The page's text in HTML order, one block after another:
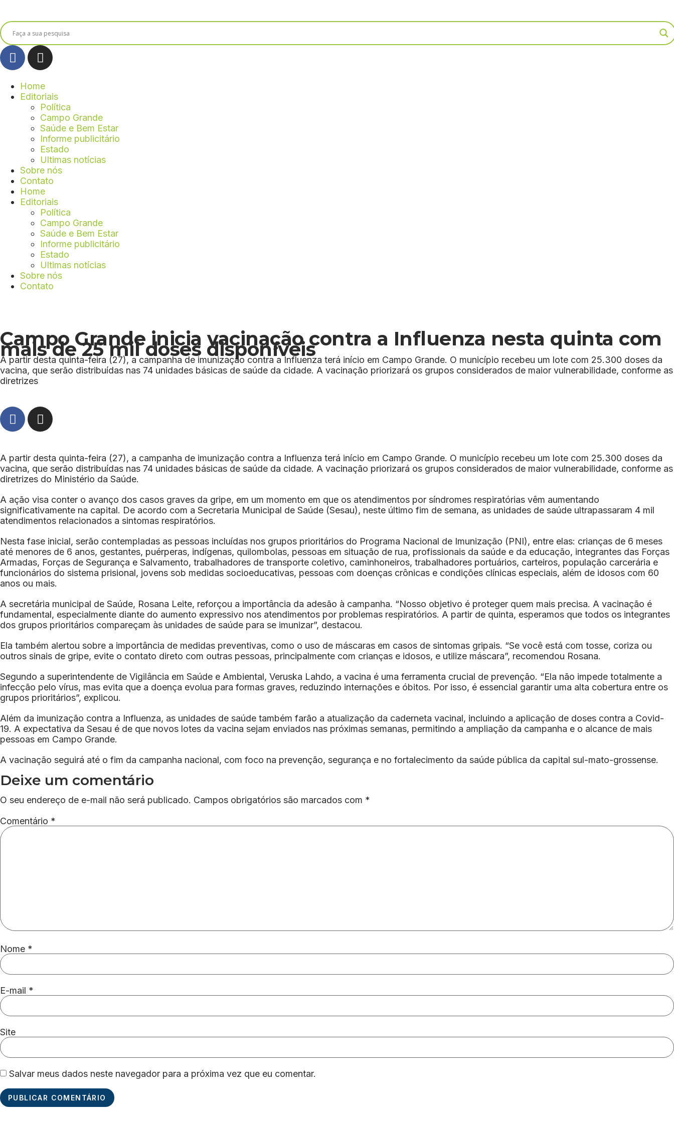
Home
Editoriais
Política
Campo Grande
Saúde e Bem Estar
Informe publicitário
Estado
Ultimas notícias
Sobre nós
Contato
Home
Editoriais
Política
Campo Grande
Saúde e Bem Estar
Informe publicitário
Estado
Ultimas notícias
Sobre nós
Contato
Campo Grande inicia vacinação contra a Influenza nesta quinta com
mais de 25 mil doses disponíveis
A partir desta quinta-feira (27), a campanha de imunização contra a Influenza terá início em Campo Grande. O município recebeu um lote com 25.300 doses da
vacina, que serão distribuídas nas 74 unidades básicas de saúde da cidade. A vacinação priorizará os grupos considerados de maior vulnerabilidade, conforme as
diretrizes
A partir desta quinta-feira (27), a campanha de imunização contra a Influenza terá início em Campo Grande. O município recebeu um lote com 25.300 doses da
vacina, que serão distribuídas nas 74 unidades básicas de saúde da cidade. A vacinação priorizará os grupos considerados de maior vulnerabilidade, conforme as
diretrizes do Ministério da Saúde.
A ação visa conter o avanço dos casos graves da gripe, em um momento em que os atendimentos por síndromes respiratórias vêm aumentando
significativamente na capital. De acordo com a Secretaria Municipal de Saúde (Sesau), neste último fim de semana, as unidades de saúde ultrapassaram 4 mil
atendimentos relacionados a sintomas respiratórios.
Nesta fase inicial, serão contempladas as pessoas incluídas nos grupos prioritários do Programa Nacional de Imunização (PNI), entre elas: crianças de 6 meses
até menores de 6 anos, gestantes, puérperas, indígenas, quilombolas, pessoas em situação de rua, profissionais da saúde e da educação, integrantes das Forças
Armadas, Forças de Segurança e Salvamento, trabalhadores de transporte coletivo, caminhoneiros, trabalhadores portuários, carteiros, população carcerária e
funcionários do sistema prisional, jovens sob medidas socioeducativas, pessoas com doenças crônicas e condições clínicas especiais, além de idosos com 60
anos ou mais.
A secretária municipal de Saúde, Rosana Leite, reforçou a importância da adesão à campanha. “Nosso objetivo é proteger quem mais precisa. A vacinação é
fundamental, especialmente diante do aumento expressivo nos atendimentos por problemas respiratórios. A partir de quinta, esperamos que todos os integrantes
dos grupos prioritários compareçam às unidades de saúde para se imunizar”, destacou.
Ela também alertou sobre a importância de medidas preventivas, como o uso de máscaras em casos de sintomas gripais. “Se você está com tosse, coriza ou
outros sinais de gripe, evite o contato direto com outras pessoas, principalmente com crianças e idosos, e utilize máscara”, recomendou Rosana.
Segundo a superintendente de Vigilância em Saúde e Ambiental, Veruska Lahdo, a vacina é uma ferramenta crucial de prevenção. “Ela não impede totalmente a
infecção pelo vírus, mas evita que a doença evolua para formas graves, reduzindo internações e óbitos. Por isso, é essencial garantir uma alta cobertura entre os
grupos prioritários”, explicou.
Além da imunização contra a Influenza, as unidades de saúde também farão a atualização da caderneta vacinal, incluindo a aplicação de doses contra a Covid-
19. A expectativa da Sesau é de que novos lotes da vacina sejam enviados nas próximas semanas, permitindo a ampliação da campanha e o alcance de mais
pessoas em Campo Grande.
A vacinação seguirá até o fim da campanha nacional, com foco na prevenção, segurança e no fortalecimento da saúde pública da capital sul-mato-grossense.
Deixe um comentário
O seu endereço de e-mail não será publicado. Campos obrigatórios são marcados com *
Comentário *
Nome *
E-mail *
Site
Salvar meus dados neste navegador para a próxima vez que eu comentar.